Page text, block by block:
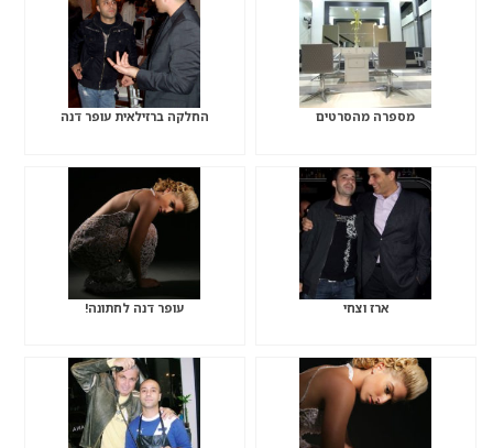
מספרה מהסרטים החלקה ברזילאית עופר דנה
ארז וצחי עופר דנה לחתונה!